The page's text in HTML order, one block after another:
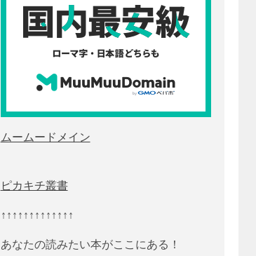
ムームードメイン
ピカキチ叢書
↑↑↑↑↑↑↑↑↑↑↑↑↑
あなたの読みたい本がここにある！